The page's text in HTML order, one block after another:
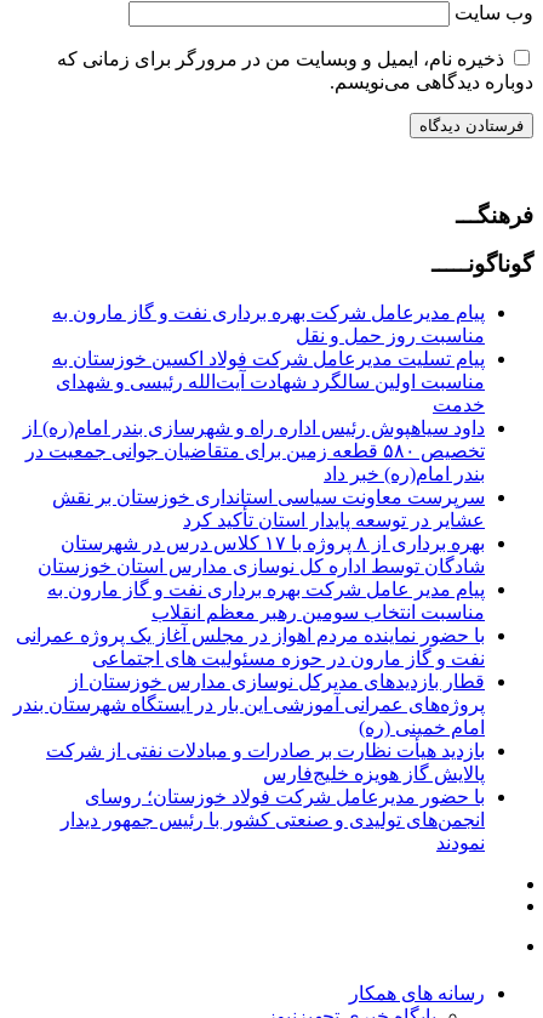
وب‌ سایت
ذخیره نام، ایمیل و وبسایت من در مرورگر برای زمانی که
دوباره دیدگاهی می‌نویسم.
فرهنگـــ
گوناگونـــــ
پیام مدیرعامل شرکت بهره برداری نفت و گاز مارون به
مناسبت روز حمل و نقل
پیام تسلیت مدیرعامل شرکت فولاد اکسین خوزستان به
مناسبت اولین سالگرد شهادت آیت‌الله رئیسی و شهدای
خدمت
داود سیاهپوش رئیس اداره راه و شهرسازی بندر امام(ره) از
تخصیص ۵۸۰ قطعه زمین برای متقاضیان جوانی جمعیت در
بندر امام(ره) خبر داد
سرپرست معاونت سیاسی استانداری خوزستان بر نقش
عشایر در توسعه پایدار استان تأکید کرد
بهره برداری از ۸ پروژه با ۱۷ کلاس درس در شهرستان
شادگان توسط اداره کل نوسازی مدارس استان خوزستان
پیام مدیر عامل شرکت بهره برداری نفت و گاز مارون به
مناسبت انتخاب سومین رهبر معظم انقلاب
با حضور نماینده مردم اهواز در مجلس آغاز یک پروژه عمرانی
نفت و گاز مارون در حوزه مسئولیت های اجتماعی
قطار بازدیدهای مدیرکل نوسازی مدارس خوزستان از
پروژه‌های عمرانی آموزشی این بار در ایستگاه شهرستان بندر
امام خمینی (ره)
بازدید هیأت نظارت بر صادرات و مبادلات نفتی از شرکت
پالایش گاز هویزه خلیج‌فارس
با حضور مدیرعامل شرکت فولاد خوزستان؛ روسای
انجمن‌های تولیدی و صنعتی کشور با رئیس جمهور دیدار
نمودند
رسانه های همکار